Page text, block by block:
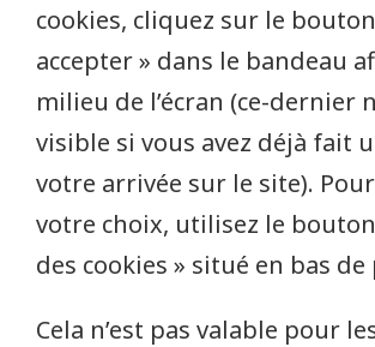
cookies, cliquez sur le
accepter » dans le bandeau
milieu de l’écran (ce-dernier
visible si vous avez déjà fait
votre arrivée sur le site).
votre choix, utilisez le
des cookies » situé en bas de
Cela n’est pas valable pour